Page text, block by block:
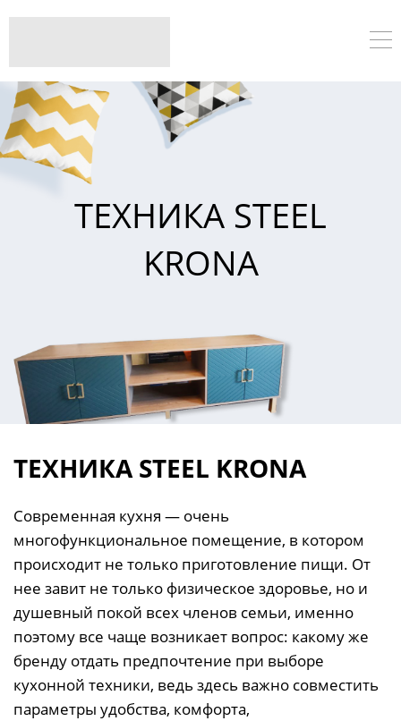
ТЕХНИКА STEEL
KRONA
ТЕХНИКА STEEL KRONA
Современная кухня — очень
многофункциональное помещение, в котором
происходит не только приготовление пищи. От
нее завит не только физическое здоровье, но и
душевный покой всех членов семьи, именно
поэтому все чаще возникает вопрос: какому же
бренду отдать предпочтение при выборе
кухонной техники, ведь здесь важно совместить
параметры удобства, комфорта,